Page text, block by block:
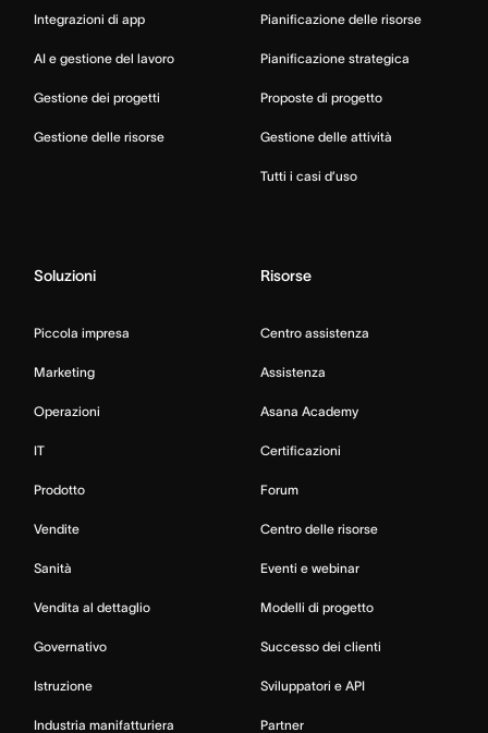
Integrazioni di app
AI e gestione del lavoro
Gestione dei progetti
Gestione delle risorse
Pianificazione delle risorse
Pianificazione strategica
Proposte di progetto
Gestione delle attività
Tutti i casi d’uso
Soluzioni
Piccola impresa
Marketing
Operazioni
IT
Prodotto
Vendite
Sanità
Vendita al dettaglio
Governativo
Istruzione
Industria manifatturiera
Risorse
Centro assistenza
Assistenza
Asana Academy
Certificazioni
Forum
Centro delle risorse
Eventi e webinar
Modelli di progetto
Successo dei clienti
Sviluppatori e API
Partner